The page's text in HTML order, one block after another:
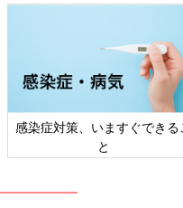
すぐできるこ
「もしもの